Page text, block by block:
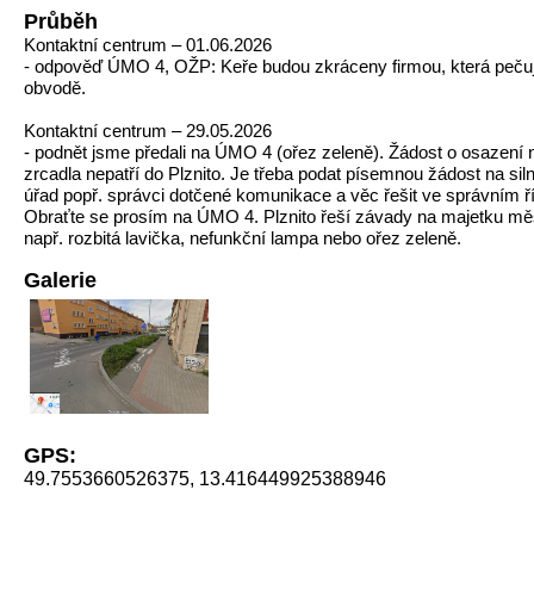
Průběh
Kontaktní centrum – 01.06.2026
- odpověď ÚMO 4, OŽP: Keře budou zkráceny firmou, která
obvodě.
Kontaktní centrum – 29.05.2026
- podnět jsme předali na ÚMO 4 (ořez zeleně). Žádost o osazení
zrcadla nepatří do Plznito. Je třeba podat písemnou žádost na
úřad popř. správci dotčené komunikace a věc řešit ve správním
Obraťte se prosím na ÚMO 4. Plznito řeší závady na majetku
např. rozbitá lavička, nefunkční lampa nebo ořez zeleně.
Galerie
GPS:
49.7553660526375, 13.416449925388946